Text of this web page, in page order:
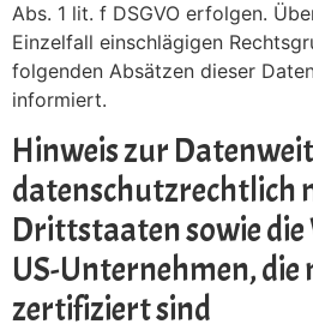
Abs. 1 lit. f DSGVO erfolgen.
Einzelfall einschlägigen
folgenden Absätzen dieser
informiert.
Hinweis zur
datenschutzrechtlich
Drittstaaten sowie
US-Unternehmen, die
zertifiziert sind